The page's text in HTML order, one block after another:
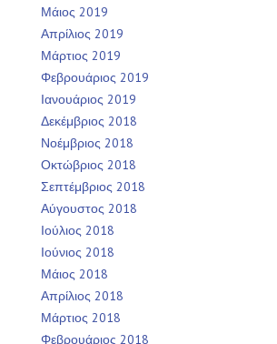
Μάιος 2019
Απρίλιος 2019
Μάρτιος 2019
Φεβρουάριος 2019
Ιανουάριος 2019
Δεκέμβριος 2018
Νοέμβριος 2018
Οκτώβριος 2018
Σεπτέμβριος 2018
Αύγουστος 2018
Ιούλιος 2018
Ιούνιος 2018
Μάιος 2018
Απρίλιος 2018
Μάρτιος 2018
Φεβρουάριος 2018